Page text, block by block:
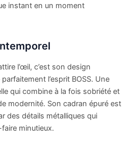
instant en un moment
l’œil, c’est son design
l’esprit BOSS. Une
qui combine à la fois sobriété et
modernité. Son cadran épuré est
des détails métalliques qui
minutieux.